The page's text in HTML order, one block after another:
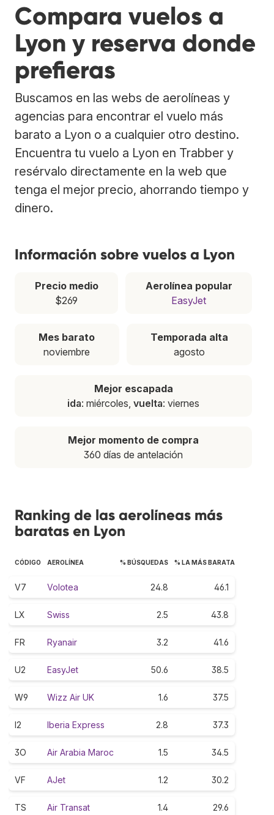
Compara vuelos a
Lyon y reserva donde
prefieras
Buscamos en las webs de aerolíneas y
agencias para encontrar el vuelo más
barato a Lyon o a cualquier otro destino.
Encuentra tu vuelo a Lyon en Trabber y
resérvalo directamente en la web que
tenga el mejor precio, ahorrando tiempo y
dinero.
Información sobre vuelos a Lyon
Precio medio
$269
Aerolínea popular
EasyJet
Mes barato
noviembre
Temporada alta
agosto
Mejor escapada
ida: miércoles, vuelta: viernes
Mejor momento de compra
360 días de antelación
Ranking de las aerolíneas más
baratas en Lyon
CÓDIGO AEROLÍNEA % BÚSQUEDAS % LA MÁS BARATA
V7 Volotea 24.8 46.1
LX Swiss 2.5 43.8
FR Ryanair 3.2 41.6
U2 EasyJet 50.6 38.5
W9 Wizz Air UK 1.6 37.5
I2 Iberia Express 2.8 37.3
3O Air Arabia Maroc 1.5 34.5
VF AJet 1.2 30.2
TS Air Transat 1.4 29.6